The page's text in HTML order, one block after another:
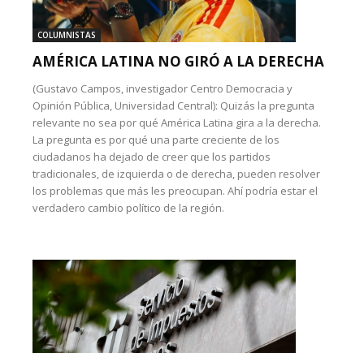
COLUMNISTAS
AMÉRICA LATINA NO GIRÓ A LA DERECHA
(Gustavo Campos, investigador Centro Democracia y
Opinión Pública, Universidad Central): Quizás la pregunta
relevante no sea por qué América Latina gira a la derecha.
La pregunta es por qué una parte creciente de los
ciudadanos ha dejado de creer que los partidos
tradicionales, de izquierda o de derecha, pueden resolver
los problemas que más les preocupan. Ahí podría estar el
verdadero cambio político de la región.